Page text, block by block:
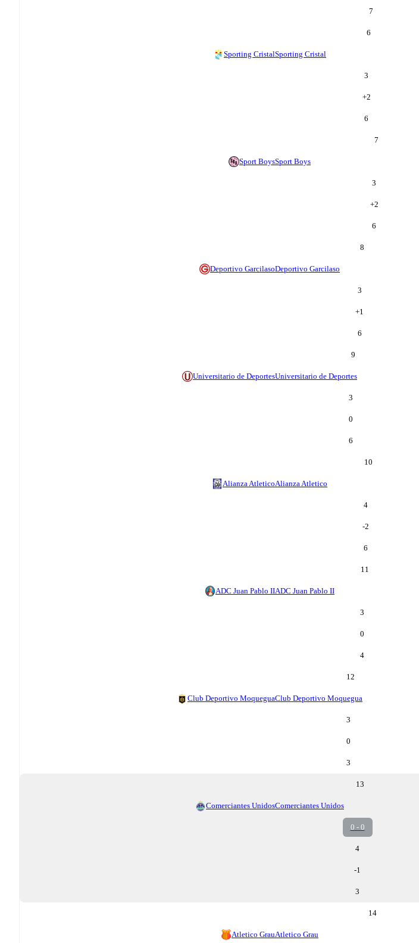
7
6
Sporting CristalSporting Cristal
3
+2
6
7
Sport BoysSport Boys
3
+2
6
8
Deportivo GarcilasoDeportivo Garcilaso
3
+1
6
9
Universitario de DeportesUniversitario de Deportes
3
0
6
10
Alianza AtleticoAlianza Atletico
4
-2
6
11
ADC Juan Pablo IIADC Juan Pablo II
3
0
4
12
Club Deportivo MoqueguaClub Deportivo Moquegua
3
0
3
13
Comerciantes UnidosComerciantes Unidos
0 - 0
4
-1
3
14
Atletico GrauAtletico Grau